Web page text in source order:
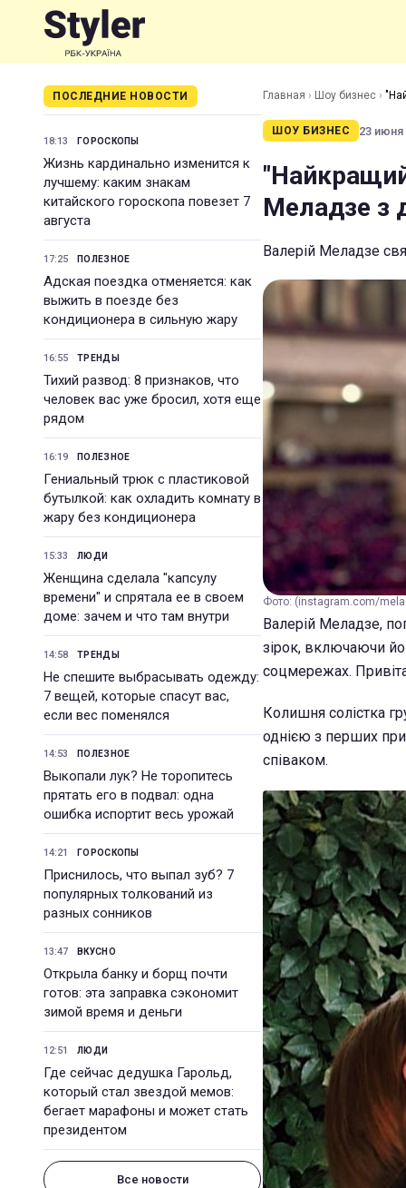
ПОСЛЕДНИЕ НОВОСТИ
18:13 ГОРОСКОПЫ
Жизнь кардинально изменится к
лучшему: каким знакам
китайского гороскопа повезет 7
августа
17:25 ПОЛЕЗНОЕ
Адская поездка отменяется: как
выжить в поезде без
кондиционера в сильную жару
16:55 ТРЕНДЫ
Тихий развод: 8 признаков, что
человек вас уже бросил, хотя еще
рядом
16:19 ПОЛЕЗНОЕ
Гениальный трюк с пластиковой
бутылкой: как охладить комнату в
жару без кондиционера
15:33 ЛЮДИ
Женщина сделала "капсулу
времени" и спрятала ее в своем
доме: зачем и что там внутри
14:58 ТРЕНДЫ
Не спешите выбрасывать одежду:
7 вещей, которые спасут вас,
если вес поменялся
14:53 ПОЛЕЗНОЕ
Выкопали лук? Не торопитесь
прятать его в подвал: одна
ошибка испортит весь урожай
14:21 ГОРОСКОПЫ
Приснилось, что выпал зуб? 7
популярных толкований из
разных сонников
13:47 ВКУСНО
Открыла банку и борщ почти
готов: эта заправка сэкономит
зимой время и деньги
12:51 ЛЮДИ
Где сейчас дедушка Гарольд,
который стал звездой мемов:
бегает марафоны и может стать
президентом
Все новости
Главная › Шоу бизнес ›
ШОУ БИЗНЕС 23 июня
Меладзе з
Валерій Меладзе
Фото: (instagram.com/
Валерій Меладзе,
зірок, включаючи
соцмережах.
Колишня солістка
однією з перших
співаком.